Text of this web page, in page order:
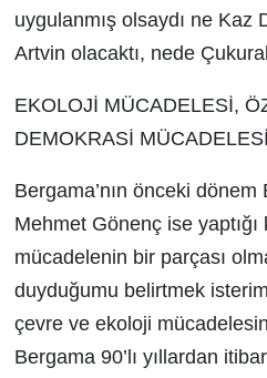
uygulanmış olsaydı ne Kaz
Artvin olacaktı, nede
EKOLOJİ MÜCADELESİ,
DEMOKRASİ
Bergama’nın önceki dönem
Mehmet Gönenç ise yaptığı
mücadelenin bir parçası
duyduğumu belirtmek
çevre ve ekoloji
Bergama 90’lı yıllardan